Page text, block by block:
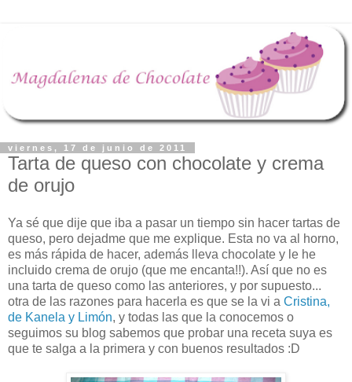
viernes, 17 de junio de 2011
Tarta de queso con chocolate y crema
de orujo
Ya sé que dije que iba a pasar un tiempo sin hacer tartas de
queso, pero dejadme que me explique. Esta no va al horno,
es más rápida de hacer, además lleva chocolate y le he
incluido crema de orujo (que me encanta!!). Así que no es
una tarta de queso como las anteriores, y por supuesto...
otra de las razones para hacerla es que se la vi a Cristina,
de Kanela y Limón, y todas las que la conocemos o
seguimos su blog sabemos que probar una receta suya es
que te salga a la primera y con buenos resultados :D